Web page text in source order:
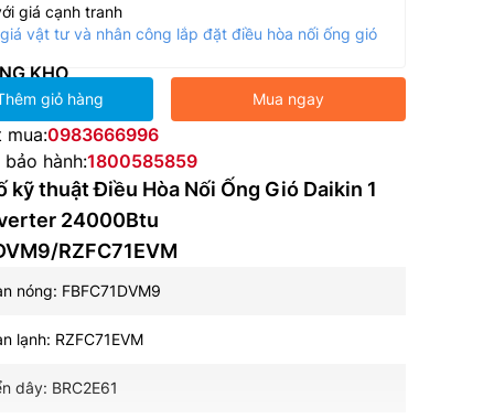
giá cạnh tranh
vật tư và nhân công lắp đặt điều hòa nối ống gió
KHO
giỏ hàng Mua ngay
mua:0983666996
hành:1800585859
kỹ thuật Điều Hòa Nối Ống Gió Daikin 1
24000Btu
RZFC71EVM
nóng: FBFC71DVM9
lạnh: RZFC71EVM
dây: BRC2E61